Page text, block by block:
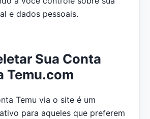
e dados pessoais.
Sua Conta
Temu.com
Temu via o site é um
para aqueles que preferem